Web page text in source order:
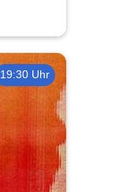
19:30 Uhr